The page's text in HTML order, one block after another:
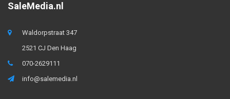
SaleMedia.nl
Waldorpstraat 347
2521 CJ Den Haag
070-2629111
info@salemedia.nl